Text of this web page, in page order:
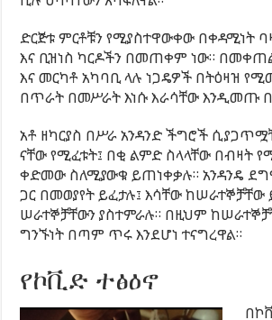
ድርጅቱ ምርቶቹን የሚያስተዋውቀው በቀዳሚነት
እና ቢዝነስ ካርዶችን በመጠቀም ነው።
እና መርካቶ አካባቢ ላሉ ነጋዴዎች በትዕዛዝ
በጥራት በመሥራት እነሱ እራሳቸው እንዲመጡ
አቶ ዘካርያስ በሥራ አንዳንድ ችግሮች
ናቸው የሚፈቱት፤ በቂ ልምድ ስላላቸው በብዛት
ቀድመው ስለሚያውቁ ይጠነቀቃሉ። አንዳንዴ
ጋር በመወያየት ይፈታሉ፤ እሳቸው
ሠራተኞቻቸውን ያስተምራሉ። በዚህም
ግንኙነት በጣም ጥሩ እንደሆነ ተናግረዋል።
የኮቪድ ተፅዕኖ